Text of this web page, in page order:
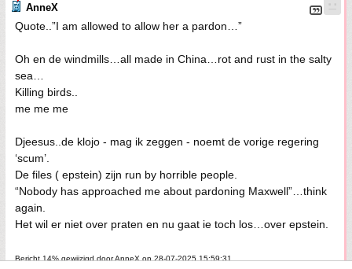
AnneX
Quote..”I am allowed to allow her a pardon…”
Oh en de windmills…all made in China…rot and rust in the salty
sea…
Killing birds..
me me me
Djeesus..de klojo - mag ik zeggen - noemt de vorige regering
‘scum’.
De files ( epstein) zijn run by horrible people.
“Nobody has approached me about pardoning Maxwell”…think
again.
Het wil er niet over praten en nu gaat ie toch los…over epstein.
Bericht 14% gewijzigd door AnneX op 28-07-2025 15:59:31